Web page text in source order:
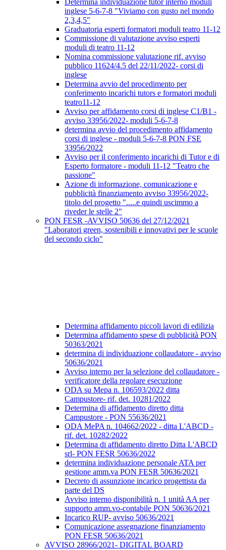
Determina individuazione tutor interno moduli
inglese 5-6-7-8 "Viviamo con gusto nel mondo
2,3,4,5"
Graduatoria esperti formatori moduli teatro 11-12
Commissione di valutazione avviso esperti
moduli di teatro 11-12
Nomina commissione valutazione rif. avviso
pubblico 11624/4.5 del 22/11/2022- corsi di
inglese
Determina avvio del procedimento per
conferimento incarichi tutors e formatori moduli
teatro11-12
Avviso per affidamento corsi di inglese C1/B1 -
avviso 33956/2022- moduli 5-6-7-8
determina avvio del procedimento affidamento
corsi di inglese - moduli 5-6-7-8 PON FSE
33956/2022
Avviso per il conferimento incarichi di Tutor e di
Esperto formatore - moduli 11-12 "Teatro che
passione"
Azione di informazione, comunicazione e
pubblicità finanziamento avviso 33956/2022-
titolo del progetto ".....e quindi uscimmo a
riveder le stelle 2"
PON FESR -AVVISO 50636 del 27/12/2021
"Laboratori green, sostenibili e innovativi per le scuole
del secondo ciclo"
Determina affidamento piccoli lavori di edilizia
Determina affidamento spese di pubblicità PON
50363/2021
determina di individuazione collaudatore - avviso
50636/2021
Avviso interno per la selezione del collaudatore -
verificatore della regolare esecuzione
ODA su Mepa n. 106593/2022 ditta
Campustore- rif. det. 10281/2022
Determina di affidamento diretto ditta
Campustore - PON 55636/2021
ODA MePA n. 104662/2022 - ditta L'ABCD -
rif. det. 10282/2022
Determina di affidamento diretto Ditta L'ABCD
srl- PON FESR 50636/2022
determina individuazione personale ATA per
gestione amm.va PON FESR 50636/2021
Decreto di assunzione incarico progettista da
parte del DS
Avviso interno disponibilità n. 1 unità AA per
supporto amm.vo-contabile PON 50636/2021
Incarico RUP- avviso 50636/2021
Comunicazione assegnazione finanziamento
PON FESR 50636/2021
AVVISO 28966/2021- DIGITAL BOARD